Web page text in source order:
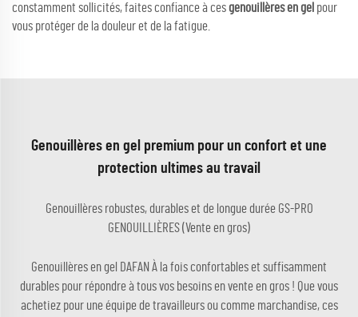
constamment sollicités, faites confiance à cesgenouillères en gel pour
vous protéger de la douleur et de la fatigue.
Genouillères en gel premium pour un confort et une
protection ultimes au travail
Genouillères robustes, durables et de longue durée GS-PRO
GENOUILLIÈRES (Vente en gros)
Genouillères en gel DAFAN À la fois confortables et suffisamment
durables pour répondre à tous vos besoins en vente en gros ! Que vous
achetiez pour une équipe de travailleurs ou comme marchandise, ces